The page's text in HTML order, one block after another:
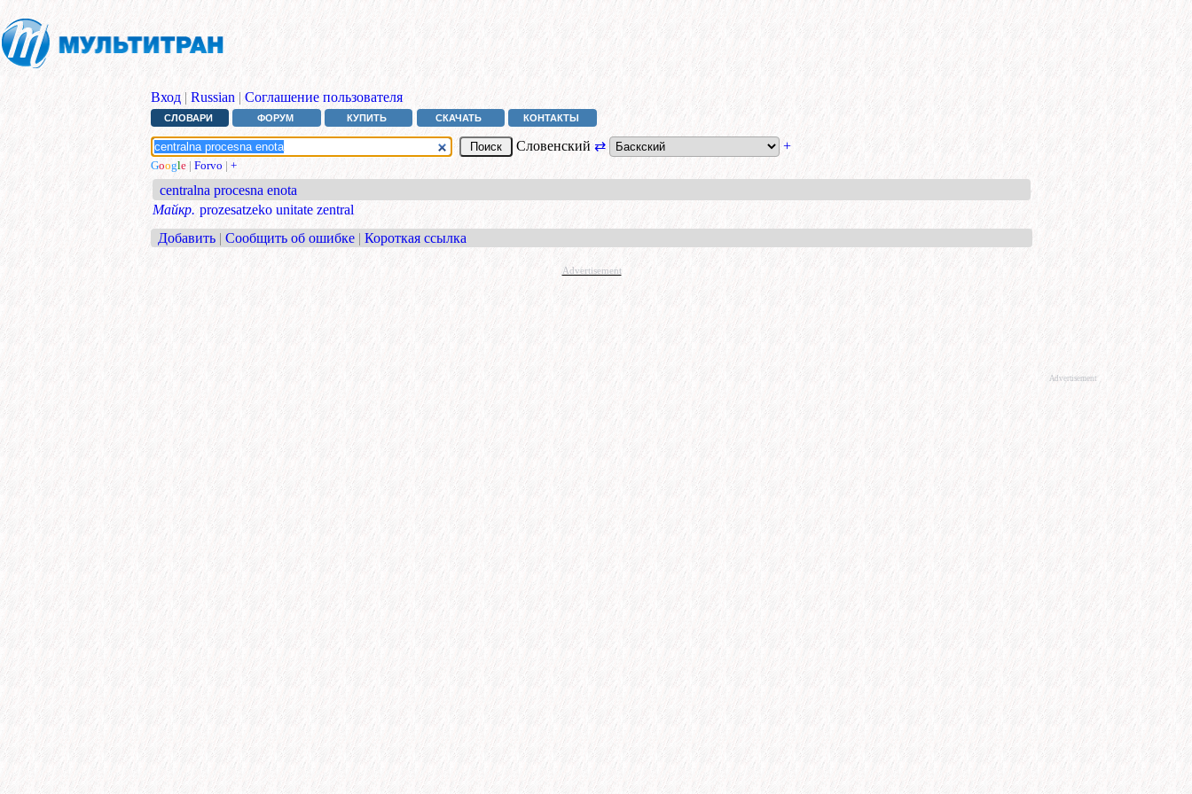
Вход | Russian | Соглашение пользователя
СЛОВАРИ ФОРУМ КУПИТЬ СКАЧАТЬ КОНТАКТЫ
Словенский⇄ +
Google | Forvo | +
centralna procesna enota
Майкр. prozesatzeko unitate zentral
Добавить | Сообщить об ошибке | Короткая ссылка
Advertisement
Advertisement